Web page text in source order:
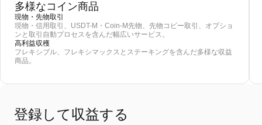
多様なコイン商品
現物・先物取引
現物・信用取引、USDT-M・Coin-M先物、先物コピー取引、オプショ
ンと取引自動プロセスを含んだ幅広いサービス。
高利益収穫
フレキシブル、フレキシマックスとステーキングを含んだ多様な収益
商品。
登録して収益する